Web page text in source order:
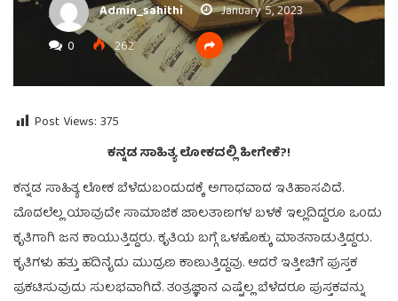
Admin_sahithi
January 5, 2023
0
262
Post Views: 375
ಕನ್ನಡ ಸಾಹಿತ್ಯ ಲೋಕದಲ್ಲಿ ಹೀಗೇಕೆ?!
ಕನ್ನಡ ಸಾಹಿತ್ಯ ಲೋಕ ಬೆಳೆದುಬಂದುದಕ್ಕೆ ಅಗಾಧವಾದ ಇತಿಹಾಸವಿದೆ.
ಮೊದಲೆಲ್ಲ ಯಾವುದೇ ಸಾಮಾಜಿಕ ಜಾಲತಾಣಗಳ ಬಳಕೆ ಇಲ್ಲದಿದ್ದರೂ ಒಂದು
ಕೃತಿಗಾಗಿ ಜನ ಕಾಯುತ್ತಿದ್ದರು. ಕೃತಿಯ ಬಗ್ಗೆ ಒಳಹೊಕ್ಕು ಮಾತನಾಡುತ್ತಿದ್ದರು.
ಕೃತಿಗಳು ಹತ್ತು ಹದಿನೈದು ಮುದ್ರಣ ಕಾಣುತ್ತಿದ್ದವು. ಆದರೆ ಇತ್ತೀಚಿಗೆ ಪುಸ್ತಕ
ಪ್ರಕಟಿಸುವುದು ಸುಲಭವಾಗಿದೆ. ತಂತ್ರಜ್ಞಾನ ಎಷ್ಟೆಲ್ಲ ಬೆಳೆದರೂ ಪುಸ್ತಕವನ್ನು